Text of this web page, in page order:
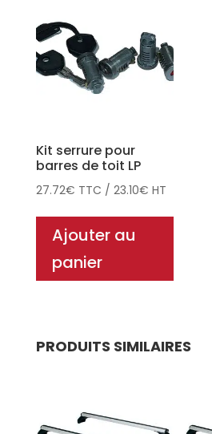
Kit serrure pour
barres de toit LP
27.72€ TTC / 23.10€ HT
Ajouter au
panier
PRODUITS SIMILAIRES